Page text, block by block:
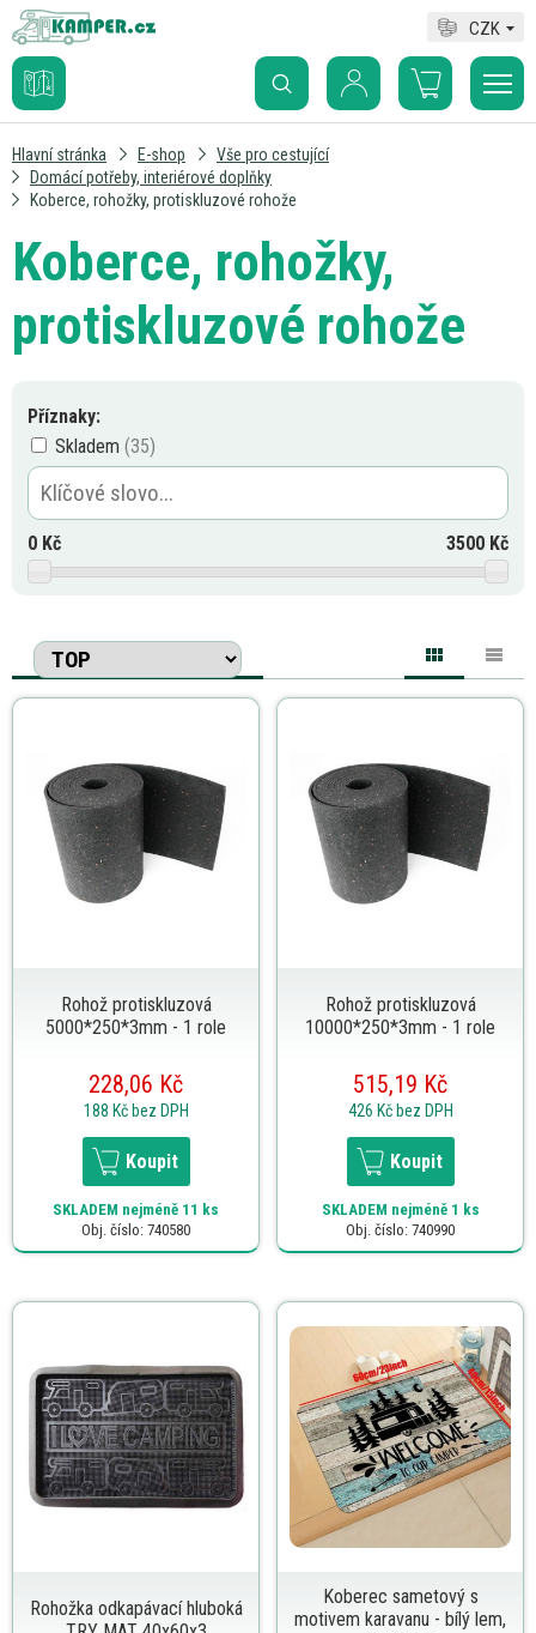
CZK
Hlavní stránka E-shop
Vše pro cestující
Domácí potřeby, interiérové doplňky
Koberce, rohožky, protiskluzové rohože
Koberce, rohožky,
protiskluzové rohože
Příznaky:
Skladem
0 Kč 3500 Kč
Rohož protiskluzová
5000*250*3mm - 1 role
228,06 Kč
188 Kč bez DPH
Koupit
SKLADEM nejméně 11 ks
Obj. číslo: 740580
Rohož protiskluzová
10000*250*3mm - 1 role
515,19 Kč
426 Kč bez DPH
Koupit
SKLADEM nejméně 1 ks
Obj. číslo: 740990
Rohožka odkapávací hluboká
Koberec sametový s
motivem karavanu - bílý lem,